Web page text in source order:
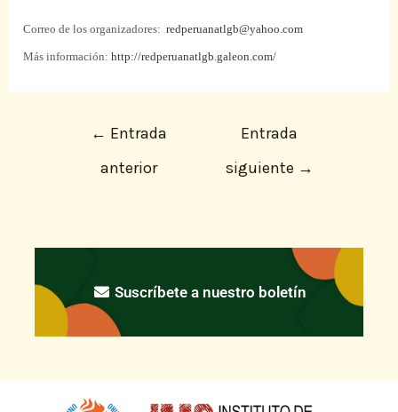
Correo de los organizadores: redperuanatlgb@yahoo.com
Más información:http://redperuanatlgb.galeon.com/
← Entrada
anterior
Entrada
siguiente →
Suscríbete a nuestro boletín